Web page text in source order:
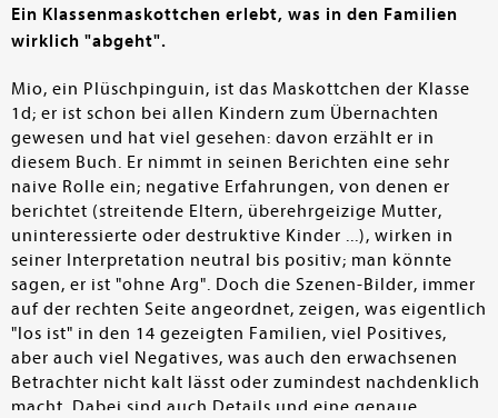
Ein Klassenmaskottchen erlebt, was in den Familien
wirklich "abgeht".
Mio, ein Plüschpinguin, ist das Maskottchen der Klasse
1d; er ist schon bei allen Kindern zum Übernachten
gewesen und hat viel gesehen: davon erzählt er in
diesem Buch. Er nimmt in seinen Berichten eine sehr
naive Rolle ein; negative Erfahrungen, von denen er
berichtet (streitende Eltern, überehrgeizige Mutter,
uninteressierte oder destruktive Kinder ...), wirken in
seiner Interpretation neutral bis positiv; man könnte
sagen, er ist "ohne Arg". Doch die Szenen-Bilder, immer
auf der rechten Seite angeordnet, zeigen, was eigentlich
"los ist" in den 14 gezeigten Familien, viel Positives,
aber auch viel Negatives, was auch den erwachsenen
Betrachter nicht kalt lässt oder zumindest nachdenklich
macht. Dabei sind auch Details und eine genaue